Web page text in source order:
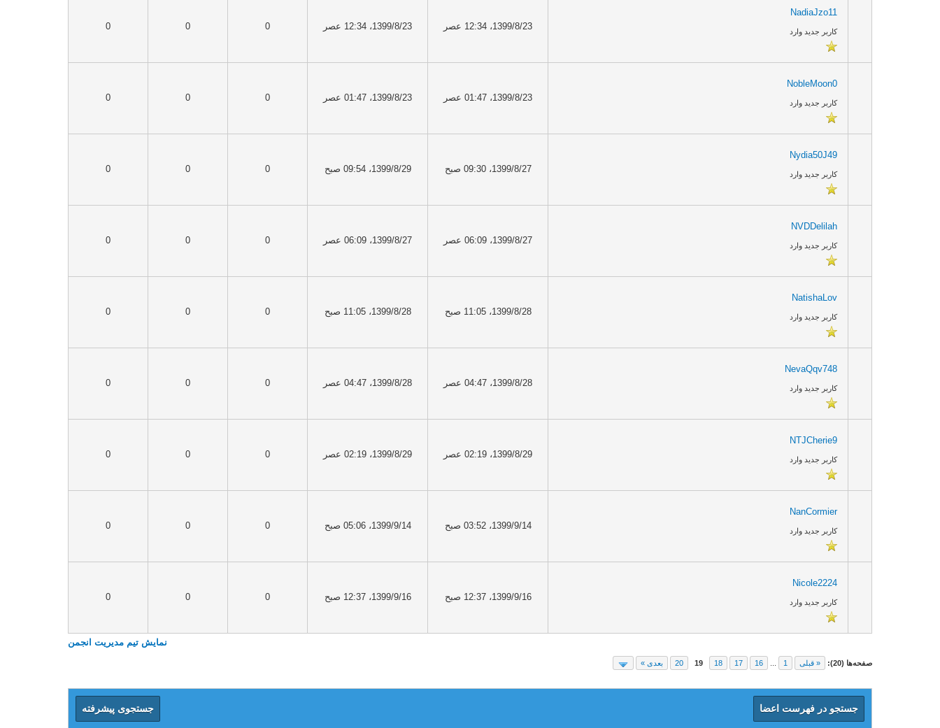
NadiaJzo11
کاربر جدید وارد 1399/8/23، 12:34 عصر 1399/8/23، 12:34 عصر 0
0
0
NobleMoon0
کاربر جدید وارد 1399/8/23، 01:47 عصر 1399/8/23، 01:47 عصر 0
0
0
Nydia50J49
کاربر جدید وارد 1399/8/27، 09:30 صبح 1399/8/29، 09:54 صبح 0
0
0
NVDDelilah
کاربر جدید وارد 1399/8/27، 06:09 عصر 1399/8/27، 06:09 عصر 0
0
0
NatishaLov
کاربر جدید وارد 1399/8/28، 11:05 صبح 1399/8/28، 11:05 صبح 0
0
0
NevaQqv748
کاربر جدید وارد 1399/8/28، 04:47 عصر 1399/8/28، 04:47 عصر 0
0
0
NTJCherie9
کاربر جدید وارد 1399/8/29، 02:19 عصر 1399/8/29، 02:19 عصر 0
0
0
NanCormier
کاربر جدید وارد 1399/9/14، 03:52 صبح 1399/9/14، 05:06 صبح 0
0
0
Nicole2224
کاربر جدید وارد 1399/9/16، 12:37 صبح 1399/9/16، 12:37 صبح 0
0
0
نمایش تیم مدیریت انجمن
صفحه‌ها (20): « قبلی 1
16
17
18
19
20 بعدی »
جستجوی پیشرفته جستجو در فهرست اعضا